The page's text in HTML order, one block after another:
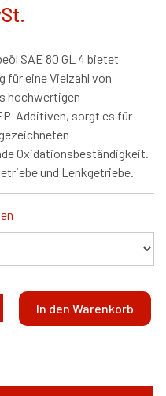
SAE 80 GL 4 bietet
für eine Vielzahl von
hochwertigen
Additiven, sorgt es für
Oxidationsbeständigkeit.
und Lenkgetriebe.